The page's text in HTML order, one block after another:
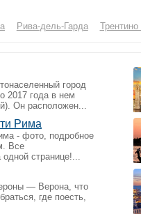
Рива-дель-Гарда
город
2017 года в нем
Он расположен...
Рима
- фото, подробное
Все
одной странице!...
— Верона, что
где поесть,